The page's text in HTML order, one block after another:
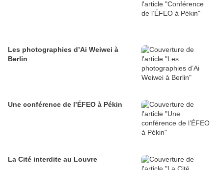
Les photographies d’Ai Weiwei à
Berlin
Une conférence de l’ÉFEO à Pékin
La Cité interdite au Louvre